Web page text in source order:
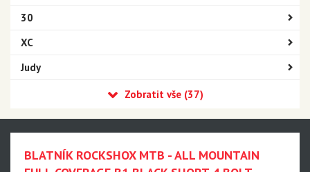
30
XC
Judy
Reba
35
BLATNÍK ROCKSHOX MTB - ALL MOUNTAIN